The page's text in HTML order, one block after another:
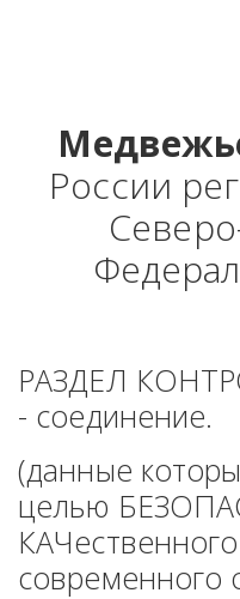
России
РАЗДЕЛ
- соединение.
(данные
целью
современного